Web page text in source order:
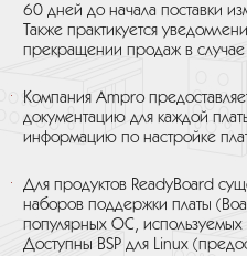
60 дней до начала поставки
Также практикуется
прекращении продаж в случае
Компания Ampro
документацию для каждой
информацию по настройке
Для продуктов ReadyBoard
наборов поддержки платы
популярных ОС,
Доступны BSP для Linux